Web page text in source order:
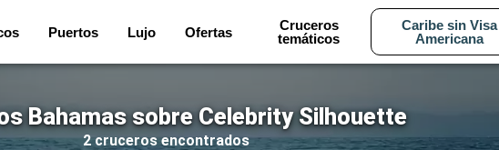
Puertos Lujo Ofertas
Cruceros
temáticos
Caribe sin Visa
Americana
Bahamas sobre Celebrity Silhouette
2 cruceros encontrados